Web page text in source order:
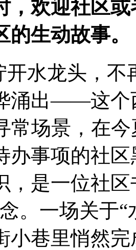
，欢迎社区
生动故事。
开水龙头，不
涌出——这个
常场景，在
办事项的社
，是一位社
。一场关于
小巷里悄然完